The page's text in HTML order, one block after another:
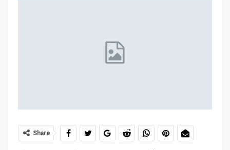
Share